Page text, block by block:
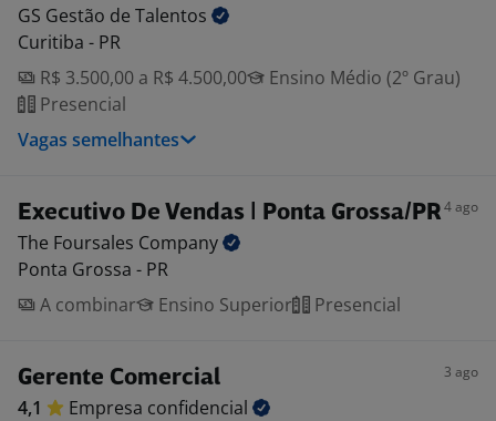
GS Gestão de Talentos
Curitiba - PR
R$ 3.500,00 a R$ 4.500,00
Ensino Médio (2º Grau)
Presencial
Vagas semelhantes
Executivo De Vendas | Ponta Grossa/PR4 ago
The Foursales Company
Ponta Grossa - PR
A combinar
Ensino Superior Presencial
Gerente Comercial 3 ago
4,1 Empresa confidencial